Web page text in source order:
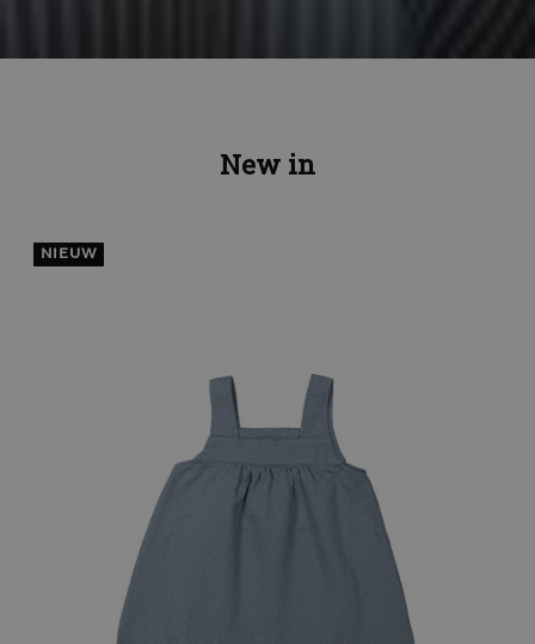
New in
NIEUW